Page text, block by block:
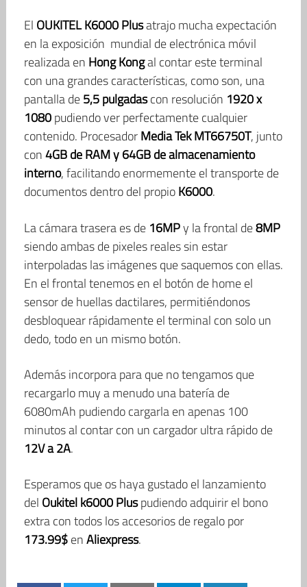
El OUKITEL K6000 Plusatrajo mucha expectación
en la exposición mundial de electrónica móvil
realizada en Hong Kongal contar este terminal
con una grandes características, como son, una
pantalla de5,5 pulgadascon resolución 1920 x
1080pudiendo ver perfectamente cualquier
contenido. ProcesadorMedia Tek MT66750T, junto
con4GB de RAM y 64GB de almacenamiento
interno, facilitando enormemente el transporte de
documentos dentro del propioK6000.
La cámara trasera es de 16MPy la frontal de8MP
siendo ambas de pixeles reales sin estar
interpoladas las imágenes que saquemos con ellas.
En el frontal tenemos en el botón de home el
sensor de huellas dactilares, permitiéndonos
desbloquear rápidamente el terminal con solo un
dedo, todo en un mismo botón.
Además incorpora para que no tengamos que
recargarlo muy a menudo una batería de
6080mAh pudiendo cargarla en apenas 100
minutos al contar con un cargador ultra rápido de
12V a 2A.
Esperamos que os haya gustado el lanzamiento
del Oukitel k6000 Pluspudiendo adquirir el bono
extra con todos los accesorios de regalo por
173.99$enAliexpress.